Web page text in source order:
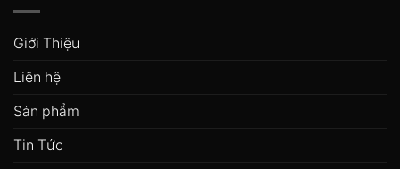
Giới Thiệu
Liên hệ
Sản phẩm
Tin Tức